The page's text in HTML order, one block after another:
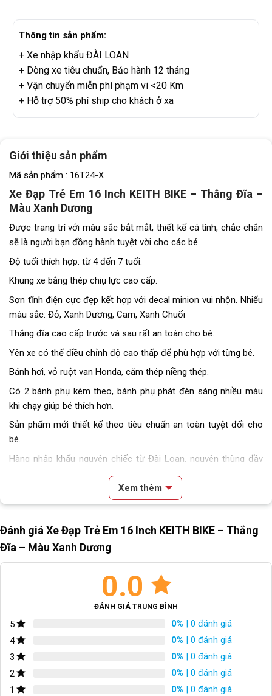
Thông tin sản phẩm:
+ Xe nhập khẩu ĐÀI LOAN
+ Dòng xe tiêu chuẩn, Bảo hành 12 tháng
+ Vận chuyển miễn phí phạm vi <20 Km
+ Hỗ trợ 50% phí ship cho khách ở xa
Giới thiệu sản phẩm
Mã sản phẩm : 16T24-X
Xe Đạp Trẻ Em 16 Inch KEITH BIKE – Thắng Đĩa –
Màu Xanh Dương
Được trang trí với màu sắc bắt mắt, thiết kế cá tính, chắc chắn
sẽ là người bạn đồng hành tuyệt vời cho các bé.
Độ tuổi thích hợp: từ 4 đến 7 tuổi.
Khung xe bằng thép chiụ lực cao cấp.
Sơn tĩnh điện cực đẹp kết hợp với decal minion vui nhộn. Nhiểu
màu sắc: Đỏ, Xanh Dương, Cam, Xanh Chuối
Thắng đĩa cao cấp trước và sau rất an toàn cho bé.
Yên xe có thể điều chỉnh độ cao thấp để phù hợp với từng bé.
Bánh hơi, vỏ ruột van Honda, căm thép niềng thép.
Có 2 bánh phụ kèm theo, bánh phụ phát đèn sáng nhiều màu
khi chạy giúp bé thích hơn.
Sản phẩm mới thiết kế theo tiêu chuẩn an toàn tuyệt đối cho
bé.
Hàng nhập khẩu nguyên chiếc từ Đài Loan, nguyên thùng đầy
đủ phụ kiện kèm theo xe, có hoá đơn chứng từ nhập khẩu rõ
Block"hinh-anh-dia-chi-chan-trang-san-pham"not found
SKU: 16T24-X
Xem thêm
Đánh giá Xe Đạp Trẻ Em 16 Inch KEITH BIKE – Thắng
Đĩa – Màu Xanh Dương
0.0
ĐÁNH GIÁ TRUNG BÌNH
5 0% | 0 đánh giá
4
0% | 0 đánh giá
3
0% | 0 đánh giá
2
0% | 0 đánh giá
1
0% | 0 đánh giá